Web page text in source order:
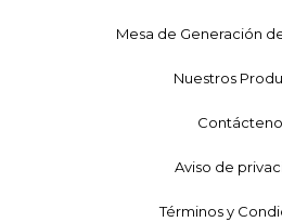
Mesa de Generación
Nuestros
Aviso de
Términos y